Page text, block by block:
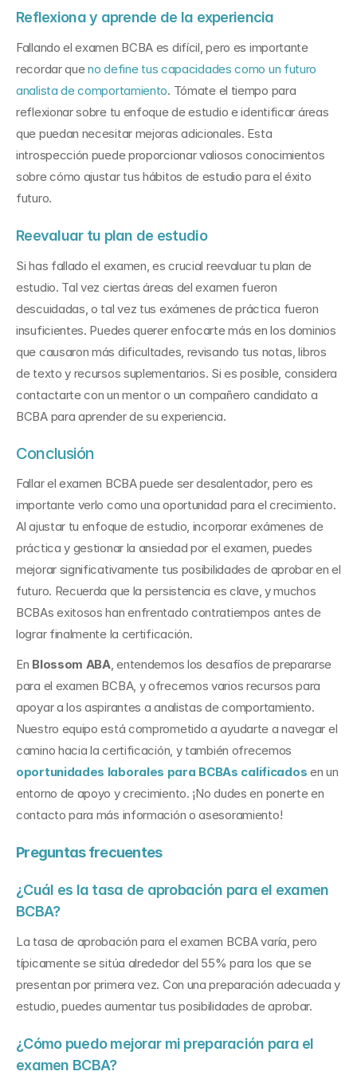
Reflexiona y aprende de la experiencia
Fallando el examen BCBA es difícil, pero es importante
recordar que no define tus capacidades como un futuro
analista de comportamiento. Tómate el tiempo para
reflexionar sobre tu enfoque de estudio e identificar áreas
que puedan necesitar mejoras adicionales. Esta
introspección puede proporcionar valiosos conocimientos
sobre cómo ajustar tus hábitos de estudio para el éxito
futuro.
Reevaluar tu plan de estudio
Si has fallado el examen, es crucial reevaluar tu plan de
estudio. Tal vez ciertas áreas del examen fueron
descuidadas, o tal vez tus exámenes de práctica fueron
insuficientes. Puedes querer enfocarte más en los dominios
que causaron más dificultades, revisando tus notas, libros
de texto y recursos suplementarios. Si es posible, considera
contactarte con un mentor o un compañero candidato a
BCBA para aprender de su experiencia.
Conclusión
Fallar el examen BCBA puede ser desalentador, pero es
importante verlo como una oportunidad para el crecimiento.
Al ajustar tu enfoque de estudio, incorporar exámenes de
práctica y gestionar la ansiedad por el examen, puedes
mejorar significativamente tus posibilidades de aprobar en el
futuro. Recuerda que la persistencia es clave, y muchos
BCBAs exitosos han enfrentado contratiempos antes de
lograr finalmente la certificación.
En Blossom ABA, entendemos los desafíos de prepararse
para el examen BCBA, y ofrecemos varios recursos para
apoyar a los aspirantes a analistas de comportamiento.
Nuestro equipo está comprometido a ayudarte a navegar el
oportunidades laborales para BCBAs calificados en un
entorno de apoyo y crecimiento. ¡No dudes en ponerte en
contacto para más información o asesoramiento!
Preguntas frecuentes
¿Cuál es la tasa de aprobación para el examen
BCBA?
La tasa de aprobación para el examen BCBA varía, pero
típicamente se sitúa alrededor del 55% para los que se
presentan por primera vez. Con una preparación adecuada y
estudio, puedes aumentar tus posibilidades de aprobar.
¿Cómo puedo mejorar mi preparación para el
examen BCBA?